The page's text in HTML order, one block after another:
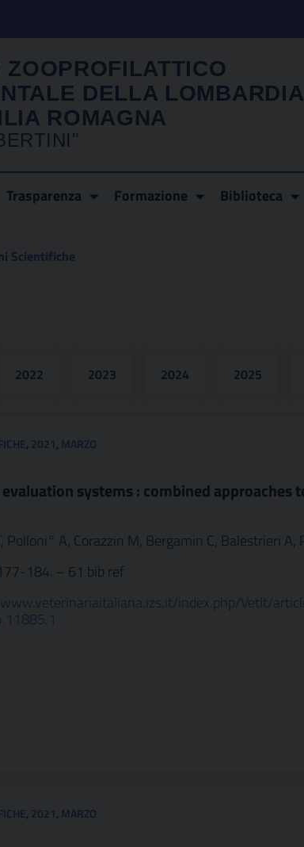
ZOOPROFILATTICO
DELLA
ROMAGNA
Trasparenza Formazione Biblioteca
Scientifiche
2022 2023 2024 2025
, 2021, MARZO
systems : combined approaches
A, Corazzin M, Bergamin C, Balestrieri A,
184. – 61 bib ref
www.veterinariaitaliana.izs.it/index.php/VetIt/
, 2021, MARZO